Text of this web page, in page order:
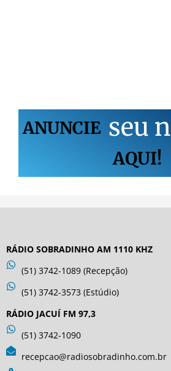
ANUNCIE seu n
AQUI!
RÁDIO SOBRADINHO AM 1110 KHZ
(51) 3742-1089 (Recepção)
(51) 3742-3573 (Estúdio)
RÁDIO JACUÍ FM 97,3
(51) 3742-1090
recepcao@radiosobradinho.com.br